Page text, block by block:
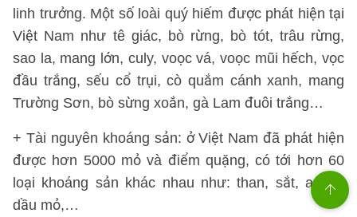
linh trưởng. Một số loài quý hiếm được phát hiện tại
Việt Nam như tê giác, bò rừng, bò tót, trâu rừng,
sao la, mang lớn, culy, voọc vá, voọc mũi hếch, vọc
đầu trắng, sếu cổ trụi, cò quắm cánh xanh, mang
Trường Sơn, bò sừng xoắn, gà Lam đuôi trắng…
+ Tài nguyên khoáng sản: ở Việt Nam đã phát hiện
được hơn 5000 mỏ và điểm quặng, có tới hơn 60
loại khoáng sản khác nhau như: than, sắt, apatit,
dầu mỏ,…